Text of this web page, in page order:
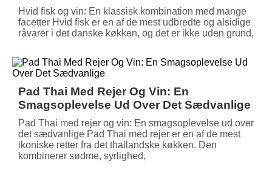
Hvid fisk og vin: En klassisk kombination med mange
facetter Hvid fisk er en af de mest udbredte og alsidige
råvarer i det danske køkken, og det er ikke uden grund,
Pad Thai Med Rejer Og Vin: En
Smagsoplevelse Ud Over Det Sædvanlige
Pad Thai med rejer og vin: En smagsoplevelse ud over
det sædvanlige Pad Thai med rejer er en af de mest
ikoniske retter fra det thailandske køkken. Den
kombinerer sødme, syrlighed,